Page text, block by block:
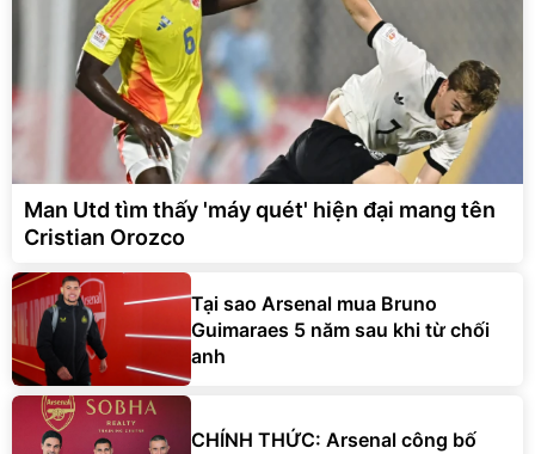
Man Utd tìm thấy 'máy quét' hiện đại mang tên
Cristian Orozco
Tại sao Arsenal mua Bruno
Guimaraes 5 năm sau khi từ chối
anh
CHÍNH THỨC: Arsenal công bố